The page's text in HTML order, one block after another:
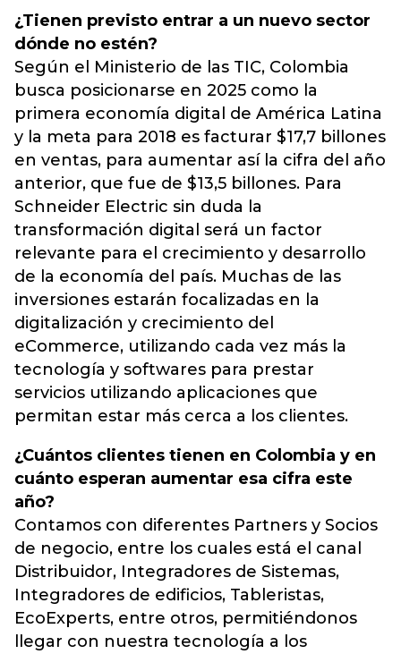
¿Tienen previsto entrar a un nuevo sector
dónde no estén?
Según el Ministerio de las TIC, Colombia
busca posicionarse en 2025 como la
primera economía digital de América Latina
y la meta para 2018 es facturar $17,7 billones
en ventas, para aumentar así la cifra del año
anterior, que fue de $13,5 billones. Para
Schneider Electric sin duda la
transformación digital será un factor
relevante para el crecimiento y desarrollo
de la economía del país. Muchas de las
inversiones estarán focalizadas en la
digitalización y crecimiento del
eCommerce, utilizando cada vez más la
tecnología y softwares para prestar
servicios utilizando aplicaciones que
permitan estar más cerca a los clientes.
¿Cuántos clientes tienen en Colombia y en
cuánto esperan aumentar esa cifra este
año?
Contamos con diferentes Partners y Socios
de negocio, entre los cuales está el canal
Distribuidor, Integradores de Sistemas,
Integradores de edificios, Tableristas,
EcoExperts, entre otros, permitiéndonos
llegar con nuestra tecnología a los